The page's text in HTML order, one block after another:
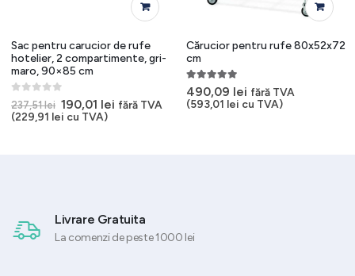
Sac pentru carucior de rufe
hotelier, 2 compartimente, gri-
maro, 90×85 cm
0out of 5
237,51lei Prețul
inițial
190,01 leiPrețul
fără TVA
(229,91 lei cu TVA)
Cărucior pentru rufe 80x52x72
cm
5.00out of 5
490,09 lei fără TVA
(593,01 lei cu TVA)
Livrare Gratuita
La comenzi de peste 1000 lei